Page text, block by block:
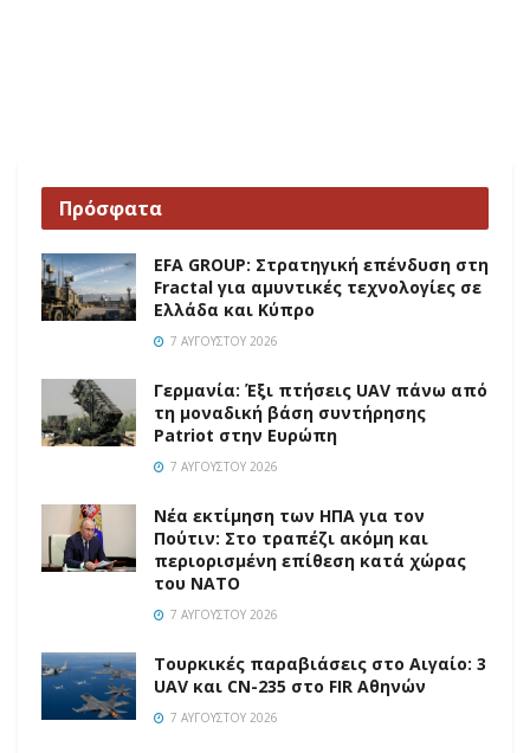
Πρόσφατα
EFA GROUP: Στρατηγική επένδυση στη
Fractal για αμυντικές τεχνολογίες σε
Ελλάδα και Κύπρο
7 ΑΥΓΟΎΣΤΟΥ 2026
Γερμανία: Έξι πτήσεις UAV πάνω από
τη μοναδική βάση συντήρησης
Patriot στην Ευρώπη
7 ΑΥΓΟΎΣΤΟΥ 2026
Νέα εκτίμηση των ΗΠΑ για τον
Πούτιν: Στο τραπέζι ακόμη και
περιορισμένη επίθεση κατά χώρας
του ΝΑΤΟ
7 ΑΥΓΟΎΣΤΟΥ 2026
Τουρκικές παραβιάσεις στο Αιγαίο: 3
UAV και CN-235 στο FIR Αθηνών
7 ΑΥΓΟΎΣΤΟΥ 2026